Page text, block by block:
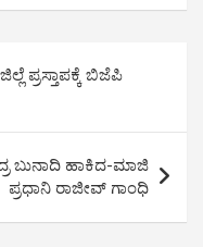
ಪ್ರಸ್ತಾಪಕ್ಕೆ ಬಿಜೆಪಿ
ಬುನಾದಿ ಹಾಕಿದ-ಮಾಜಿ
ಪ್ರಧಾನಿ ರಾಜೀವ್ ಗಾಂಧಿ